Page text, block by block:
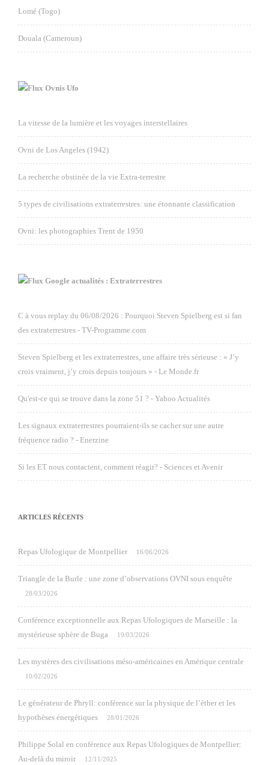
Lomé (Togo)
Douala (Cameroun)
Ovnis Ufo
La vitesse de la lumière et les voyages interstellaires
Ovni de Los Angeles (1942)
La recherche obstinée de la vie Extra-terrestre
5 types de civilisations extraterrestres: une étonnante classification
Ovni: les photographies Trent de 1950
Google actualités : Extraterrestres
C à vous replay du 06/08/2026 : Pourquoi Steven Spielberg est si fan
des extraterrestres - TV-Programme.com
Steven Spielberg et les extraterrestres, une affaire très sérieuse : « J’y
crois vraiment, j’y crois depuis toujours » - Le Monde.fr
Qu'est-ce qui se trouve dans la zone 51 ? - Yahoo Actualités
Les signaux extraterrestres pourraient-ils se cacher sur une autre
fréquence radio ? - Enerzine
Si les ET nous contactent, comment réagir? - Sciences et Avenir
ARTICLES RÉCENTS
Repas Ufologique de Montpellier 16/06/2026
Triangle de la Burle : une zone d’observations OVNI sous enquête
28/03/2026
Conférence exceptionnelle aux Repas Ufologiques de Marseille : la
mystérieuse sphère de Buga
19/03/2026
Les mystères des civilisations méso-américaines en Amérique centrale
10/02/2026
Le générateur de Phryll: conférence sur la physique de l’éther et les
hypothèses énergétiques
28/01/2026
Philippe Solal en conférence aux Repas Ufologiques de Montpellier:
Au-delà du miroir
12/11/2025